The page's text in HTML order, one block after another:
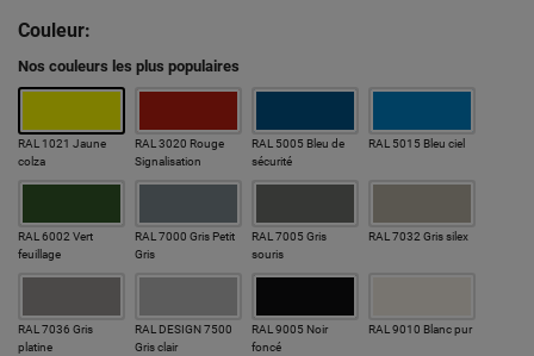
Couleur:
Nos couleurs les plus populaires
RAL 1021 Jaune
colza
RAL 3020 Rouge
Signalisation
RAL 5005 Bleu de
sécurité
RAL 5015 Bleu ciel
RAL 6002 Vert
feuillage
RAL 7000 Gris Petit
Gris
RAL 7005 Gris
souris
RAL 7032 Gris silex
RAL 7036 Gris
platine
RAL DESIGN 7500
Gris clair
RAL 9005 Noir
foncé
RAL 9010 Blanc pur